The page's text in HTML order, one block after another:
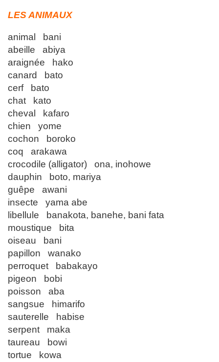
LES ANIMAUX
animal bani
abeille abiya
araignée hako
canard bato
cerf bato
chat kato
cheval kafaro
chien yome
cochon boroko
coq arakawa
crocodile (alligator) ona, inohowe
dauphin boto, mariya
guêpe awani
insecte yama abe
libellule banakota, banehe, bani fata
moustique bita
oiseau bani
papillon wanako
perroquet babakayo
pigeon bobi
poisson aba
sangsue himarifo
sauterelle habise
serpent maka
taureau bowi
tortue kowa